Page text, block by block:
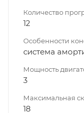
Количество
12
Особенности
система
Мощность
3
Максимальная
18